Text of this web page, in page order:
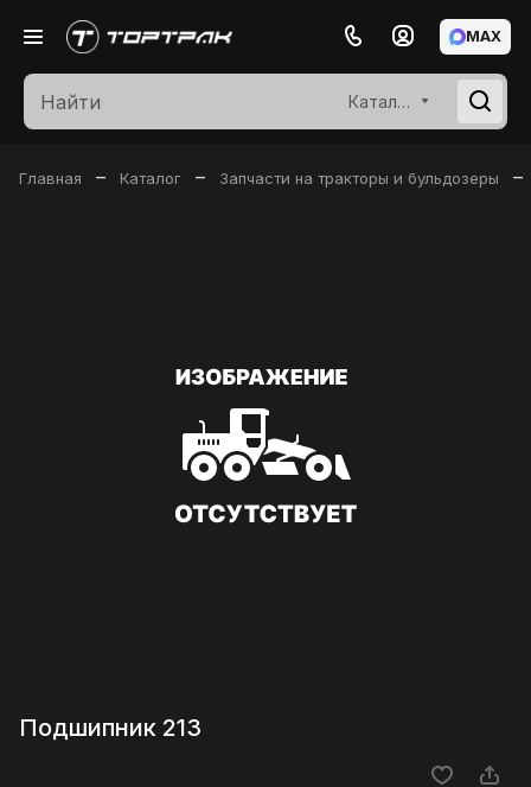
Каталог
MAX
Главная – Каталог – Запчасти на тракторы и бульдозеры –
Подшипник 213